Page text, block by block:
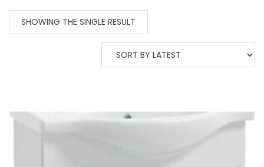
SHOWING THE SINGLE RESULT